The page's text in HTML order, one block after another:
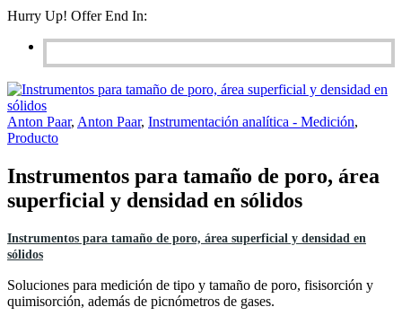
Hurry Up! Offer End In:
Anton Paar, Anton Paar, Instrumentación analítica - Medición,
Producto
Instrumentos para tamaño de poro, área
superficial y densidad en sólidos
Instrumentos para tamaño de poro, área superficial y densidad en
sólidos
Soluciones para medición de tipo y tamaño de poro, fisisorción y
quimisorción, además de picnómetros de gases.